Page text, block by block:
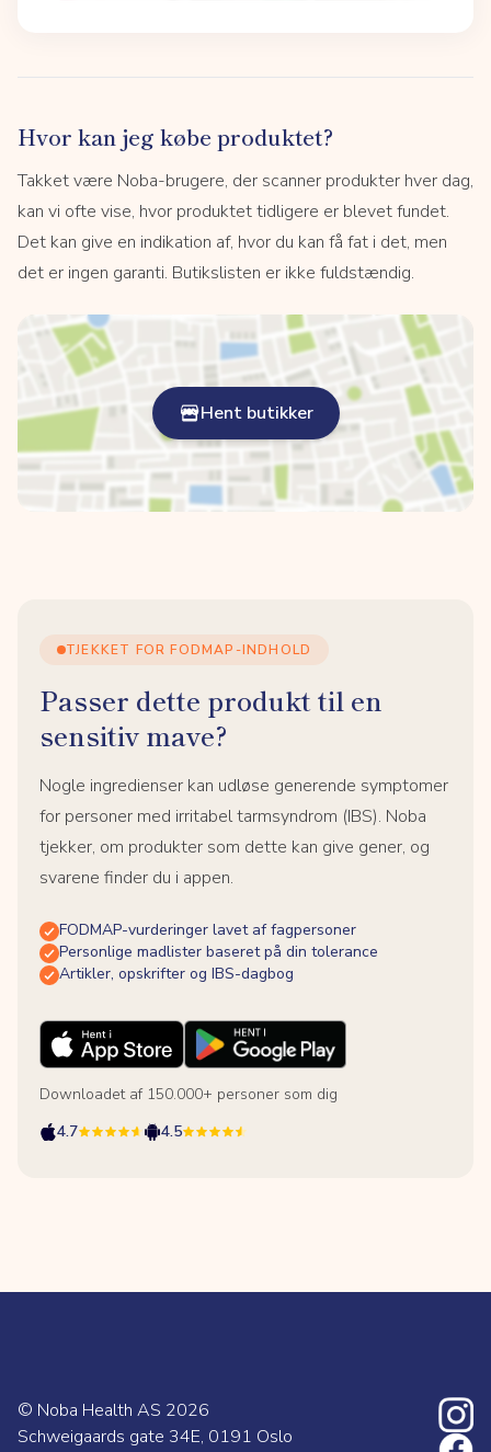
Hvor kan jeg købe produktet?
Takket være Noba-brugere, der scanner produkter hver dag,
kan vi ofte vise, hvor produktet tidligere er blevet fundet.
Det kan give en indikation af, hvor du kan få fat i det, men
det er ingen garanti. Butikslisten er ikke fuldstændig.
Hent butikker
TJEKKET FOR FODMAP-INDHOLD
Passer dette produkt til en
sensitiv mave?
Nogle ingredienser kan udløse generende symptomer
for personer med irritabel tarmsyndrom (IBS). Noba
tjekker, om produkter som dette kan give gener, og
svarene finder du i appen.
FODMAP-vurderinger lavet af fagpersoner
Personlige madlister baseret på din tolerance
Artikler, opskrifter og IBS-dagbog
Downloadet af 150.000+ personer som dig
4.7
4.5
© Noba Health AS 2026
Schweigaards gate 34E, 0191 Oslo